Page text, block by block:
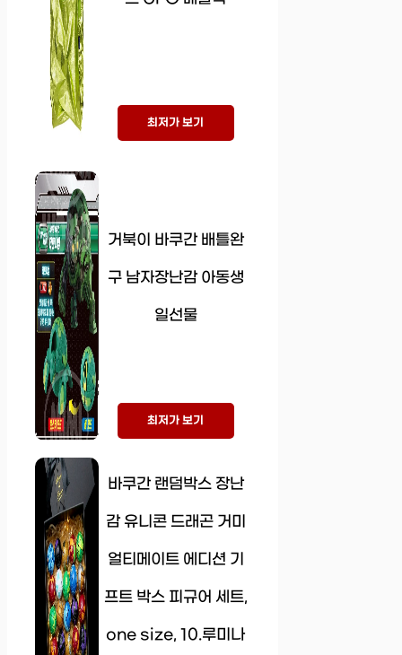
최저가 보기
거북이 바쿠간 배틀완
구 남자장난감 아동생
일선물
최저가 보기
바쿠간 랜덤박스 장난
감 유니콘 드래곤 거미
얼티메이트 에디션 기
프트 박스 피규어 세트,
one size, 10.루미나